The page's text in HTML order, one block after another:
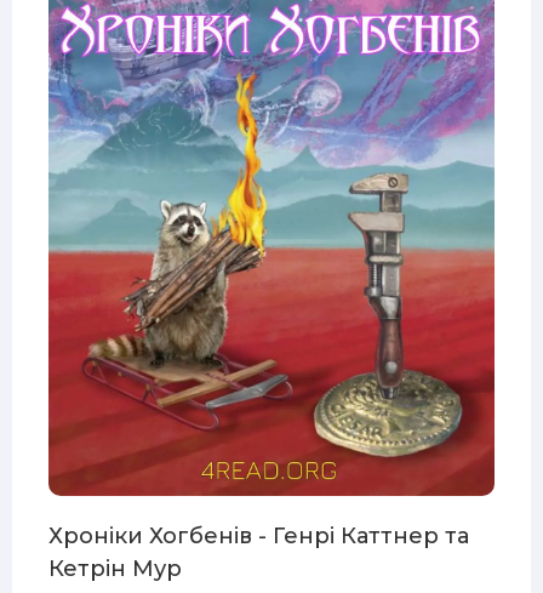
Хроніки Хогбенів - Генрі Каттнер та
Кетрін Мур